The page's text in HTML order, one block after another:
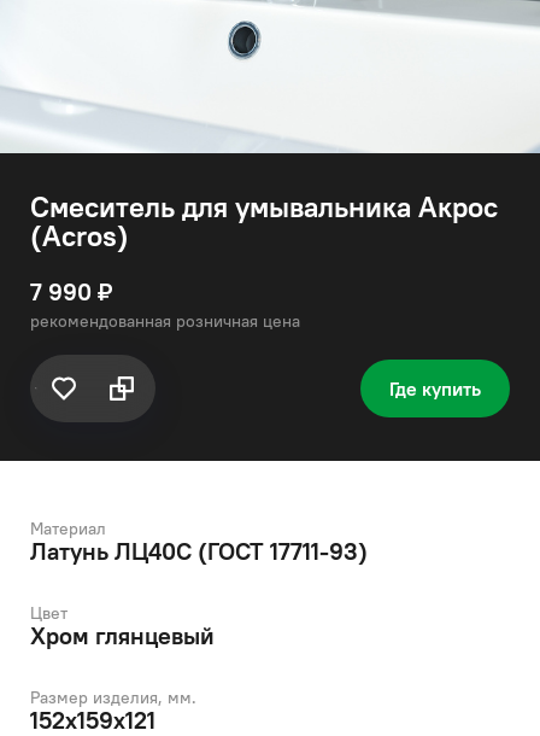
Смеситель для умывальника Акрос
(Acros)
7 990 ₽
рекомендованная розничная цена
Где купить
Материал
Латунь ЛЦ40C (ГОСТ 17711-93)
Цвет
Хром глянцевый
Размер изделия, мм.
152x159x121